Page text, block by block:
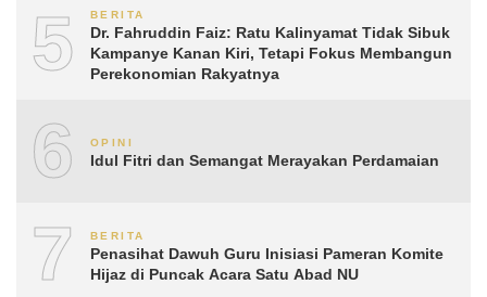
5 BERITA
Dr. Fahruddin Faiz: Ratu Kalinyamat Tidak Sibuk
Kampanye Kanan Kiri, Tetapi Fokus Membangun
Perekonomian Rakyatnya
6 OPINI
Idul Fitri dan Semangat Merayakan Perdamaian
7 BERITA
Penasihat Dawuh Guru Inisiasi Pameran Komite
Hijaz di Puncak Acara Satu Abad NU